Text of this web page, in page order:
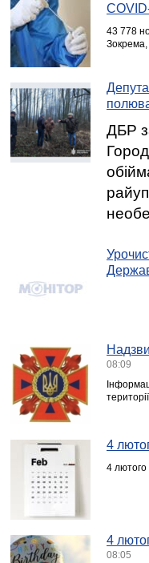
43 778
Зокрема,
ДБР
08:09
4
4 лютого
4
08:05